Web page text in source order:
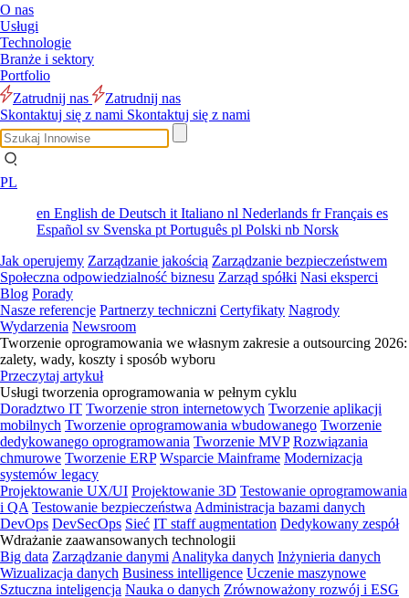
O nas
Usługi
Technologie
Branże i sektory
Portfolio
Zatrudnij nas
Zatrudnij nas
Skontaktuj się z nami Skontaktuj się z nami
PL
en English de Deutsch it Italiano nl Nederlands frFrançais es
Español sv Svenska pt Português pl Polski nb Norsk
Jak operujemy Zarządzanie jakością Zarządzanie bezpieczeństwem
Społeczna odpowiedzialność biznesu Zarząd spółki Nasi eksperci
Blog Porady
Nasze referencje Partnerzy techniczni Certyfikaty Nagrody
Wydarzenia Newsroom
Tworzenie oprogramowania we własnym zakresie a outsourcing 2026:
zalety, wady, koszty i sposób wyboru
Przeczytaj artykuł
Usługi tworzenia oprogramowania w pełnym cyklu
Doradztwo IT Tworzenie stron internetowych Tworzenie aplikacji
mobilnych Tworzenie oprogramowania wbudowanego Tworzenie
dedykowanego oprogramowania Tworzenie MVP Rozwiązania
chmurowe Tworzenie ERP Wsparcie Mainframe Modernizacja
systemów legacy
Projektowanie UX/UI Projektowanie 3D Testowanie oprogramowania
i QA Testowanie bezpieczeństwa Administracja bazami danych
DevOps DevSecOps Sieć IT staff augmentation Dedykowany zespół
Wdrażanie zaawansowanych technologii
Big data Zarządzanie danymi Analityka danych Inżynieria danych
Wizualizacja danych Business intelligence Uczenie maszynowe
Sztuczna inteligencja Nauka o danych Zrównoważony rozwój i ESG